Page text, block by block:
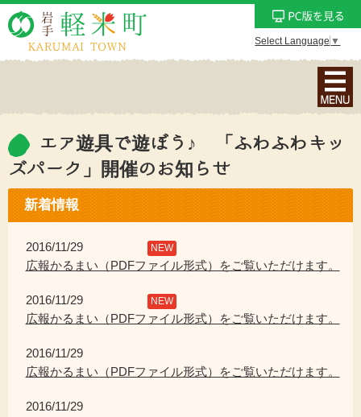
Select Language ▼
ナ
ビ
ー
ン
メ
表
エア遊具で遊ぼう♪ 「ふわふわキッ
ズパーク」開催のお知らせ
新着情報
2016/11/29 NEW
広報かるまい（PDFファイル形式）をご覧いただけます。
2016/11/29 NEW
広報かるまい（PDFファイル形式）をご覧いただけます。
2016/11/29
広報かるまい（PDFファイル形式）をご覧いただけます。
2016/11/29